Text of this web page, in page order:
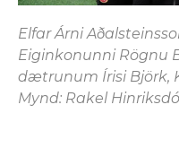
Elfar Árni
Eiginkonunni Rögnu
dætrunum Írisi Björk,
Mynd: Rakel